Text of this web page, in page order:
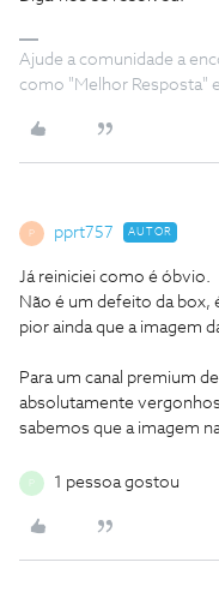
Ajude a comunidade a
como "Melhor Resposta"
P pprt757 AUTOR
Já reiniciei como é óbvio.
Não é um defeito da box,
pior ainda que a imagem
Para um canal premium
absolutamente
sabemos que a imagem
1 pessoa gostou